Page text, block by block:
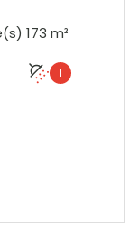
Maison 7 pièce(s) 4 chambre(s) 173 m²
1